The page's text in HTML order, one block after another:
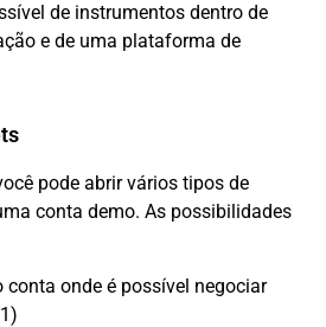
de instrumentos dentro de
e de uma plataforma de
pode abrir vários tipos de
conta demo. As possibilidades
conta onde é possível negociar